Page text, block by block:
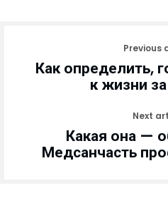
Previous
Как определить,
к жизни
Next
Какая она —
Медсанчасть